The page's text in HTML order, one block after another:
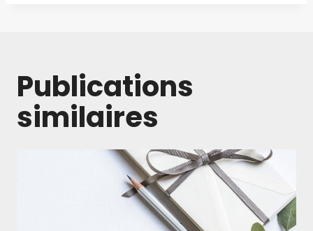
Publications
similaires